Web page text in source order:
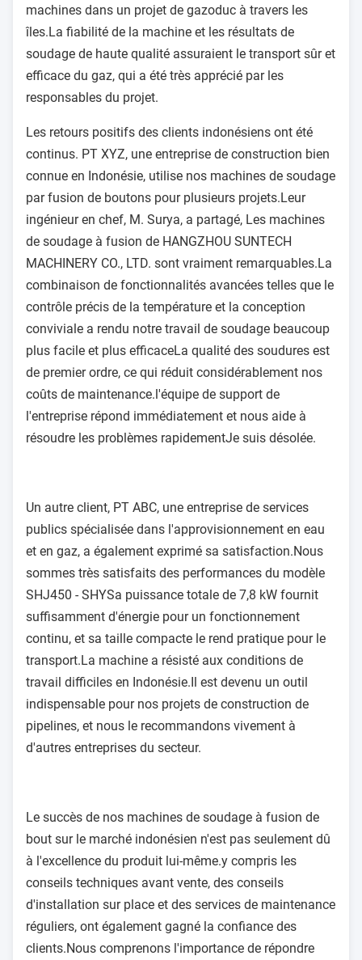
machines dans un projet de gazoduc à travers les
îles.La fiabilité de la machine et les résultats de
soudage de haute qualité assuraient le transport sûr et
efficace du gaz, qui a été très apprécié par les
responsables du projet.
Les retours positifs des clients indonésiens ont été
continus. PT XYZ, une entreprise de construction bien
connue en Indonésie, utilise nos machines de soudage
par fusion de boutons pour plusieurs projets.Leur
ingénieur en chef, M. Surya, a partagé, Les machines
de soudage à fusion de HANGZHOU SUNTECH
MACHINERY CO., LTD. sont vraiment remarquables.La
combinaison de fonctionnalités avancées telles que le
contrôle précis de la température et la conception
conviviale a rendu notre travail de soudage beaucoup
plus facile et plus efficaceLa qualité des soudures est
de premier ordre, ce qui réduit considérablement nos
coûts de maintenance.l'équipe de support de
l'entreprise répond immédiatement et nous aide à
résoudre les problèmes rapidementJe suis désolée.
Un autre client, PT ABC, une entreprise de services
publics spécialisée dans l'approvisionnement en eau
et en gaz, a également exprimé sa satisfaction.Nous
sommes très satisfaits des performances du modèle
SHJ450 - SHYSa puissance totale de 7,8 kW fournit
suffisamment d'énergie pour un fonctionnement
continu, et sa taille compacte le rend pratique pour le
transport.La machine a résisté aux conditions de
travail difficiles en Indonésie.Il est devenu un outil
indispensable pour nos projets de construction de
pipelines, et nous le recommandons vivement à
d'autres entreprises du secteur.
Le succès de nos machines de soudage à fusion de
bout sur le marché indonésien n'est pas seulement dû
à l'excellence du produit lui-même.y compris les
conseils techniques avant vente, des conseils
d'installation sur place et des services de maintenance
réguliers, ont également gagné la confiance des
clients.Nous comprenons l'importance de répondre